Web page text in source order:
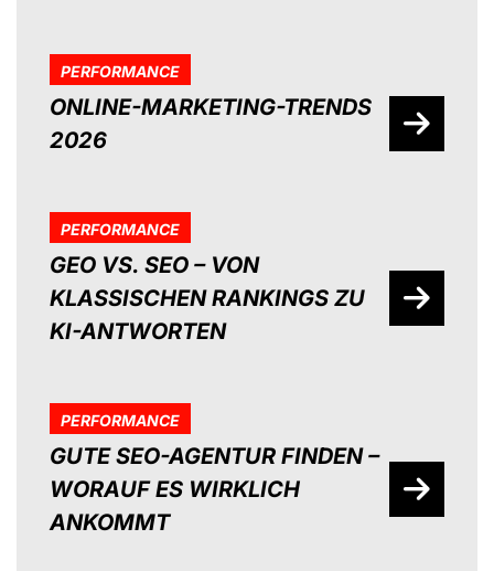
PERFORMANCE
ONLINE-MARKETING-TRENDS
2026
PERFORMANCE
GEO VS. SEO – VON
KLASSISCHEN RANKINGS ZU
KI-ANTWORTEN
PERFORMANCE
GUTE SEO-AGENTUR FINDEN –
WORAUF ES WIRKLICH
ANKOMMT